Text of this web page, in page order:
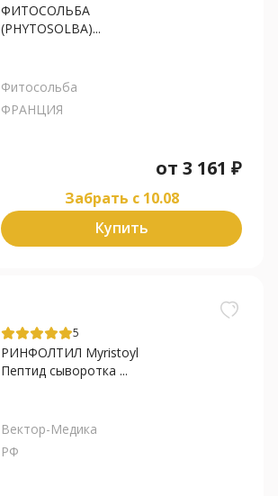
ФИТОСОЛЬБА
(PHYTOSOLBA)...
Фитосольба
ФРАНЦИЯ
от 3 161 ₽
Забрать c 10.08
Купить
5
РИНФОЛТИЛ Myristoyl
Пептид сыворотка ...
Вектор-Медика
РФ